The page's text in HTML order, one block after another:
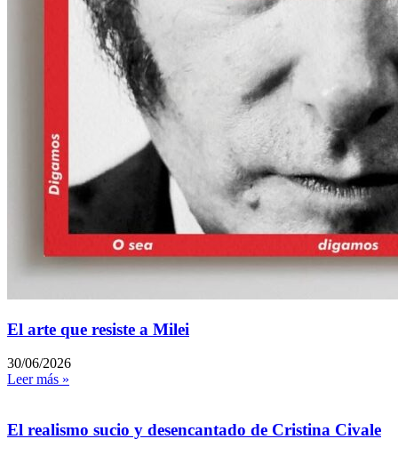
El arte que resiste a Milei
30/06/2026
Leer más »
El realismo sucio y desencantado de Cristina Civale